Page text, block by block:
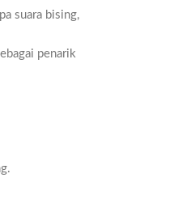
suara bising,
penarik